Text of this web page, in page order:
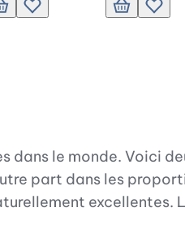
souhaits.
Ajouter au panier
Ajouter à la liste de souhaits.
Ajouter au
dans le monde. Voici
part dans les
excellentes.